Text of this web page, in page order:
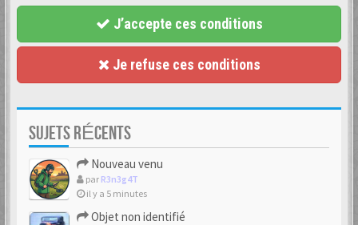
J’accepte ces conditions
Je refuse ces conditions
SUJETS RÉCENTS
Nouveau venu
par R3n3g4T
il y a 5 minutes
Objet non identifié